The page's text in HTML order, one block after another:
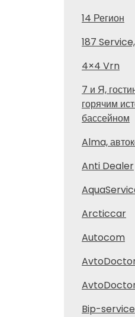
14 Регион
187
4×4 Vrn
7 и Я,
горячим
бассейном
Alma,
Anti Dealer
Arcticcar
Autocom
Bip-service